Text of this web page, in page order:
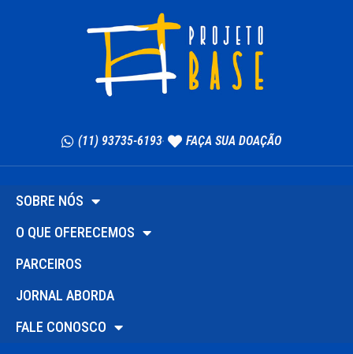
(11) 93735-6193 FAÇA SUA DOAÇÃO
SOBRE NÓS
O QUE OFERECEMOS
PARCEIROS
JORNAL ABORDA
FALE CONOSCO